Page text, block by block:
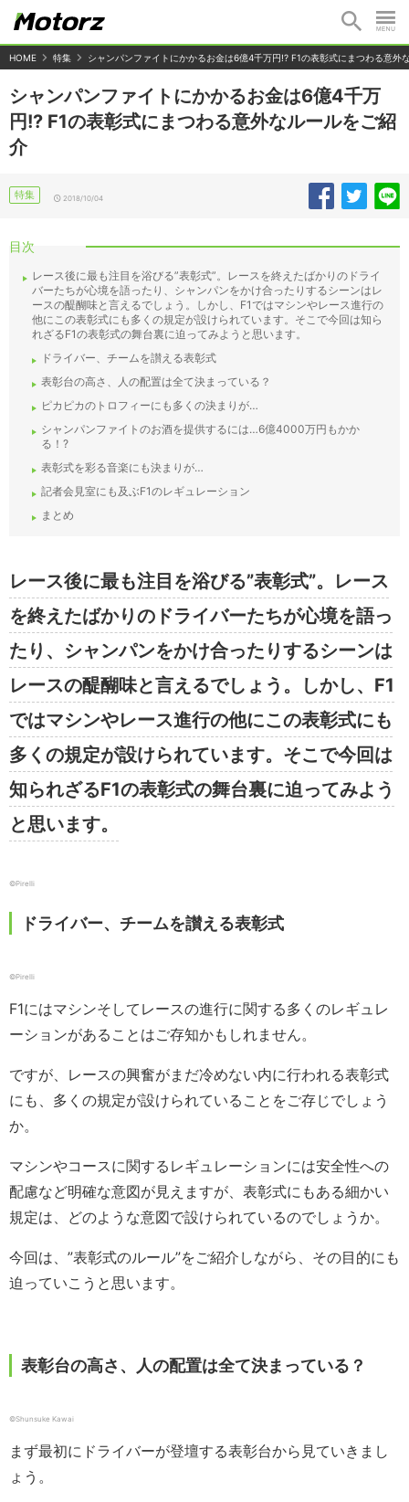
HOME 特集 シャンパンファイトにかかるお金は6億4千万円!? F1の表彰式にまつわる意外
シャンパンファイトにかかるお金は6億4千万
円!? F1の表彰式にまつわる意外なルールをご紹
介
特集 2018/10/04
目次
レース後に最も注目を浴びる”表彰式”。レースを終えたばかりのドライ
バーたちが心境を語ったり、シャンパンをかけ合ったりするシーンはレ
ースの醍醐味と言えるでしょう。しかし、F1ではマシンやレース進行の
他にこの表彰式にも多くの規定が設けられています。そこで今回は知ら
れざるF1の表彰式の舞台裏に迫ってみようと思います。
ドライバー、チームを讃える表彰式
表彰台の高さ、人の配置は全て決まっている？
ピカピカのトロフィーにも多くの決まりが…
シャンパンファイトのお酒を提供するには…6億4000万円もかか
る！?
表彰式を彩る音楽にも決まりが…
記者会見室にも及ぶF1のレギュレーション
まとめ
レース後に最も注目を浴びる”表彰式”。レース
を終えたばかりのドライバーたちが心境を語っ
たり、シャンパンをかけ合ったりするシーンは
レースの醍醐味と言えるでしょう。しかし、F1
ではマシンやレース進行の他にこの表彰式にも
多くの規定が設けられています。そこで今回は
知られざるF1の表彰式の舞台裏に迫ってみよう
と思います。
©︎Pirelli
ドライバー、チームを讃える表彰式
©Pirelli
F1にはマシンそしてレースの進行に関する多くのレギュレ
ーションがあることはご存知かもしれません。
ですが、レースの興奮がまだ冷めない内に行われる表彰式
にも、多くの規定が設けられていることをご存じでしょう
か。
マシンやコースに関するレギュレーションには安全性への
配慮など明確な意図が見えますが、表彰式にもある細かい
規定は、どのような意図で設けられているのでしょうか。
今回は、”表彰式のルール”をご紹介しながら、その目的にも
迫っていこうと思います。
表彰台の高さ、人の配置は全て決まっている？
©Shunsuke Kawai
まず最初にドライバーが登壇する表彰台から見ていきまし
ょう。